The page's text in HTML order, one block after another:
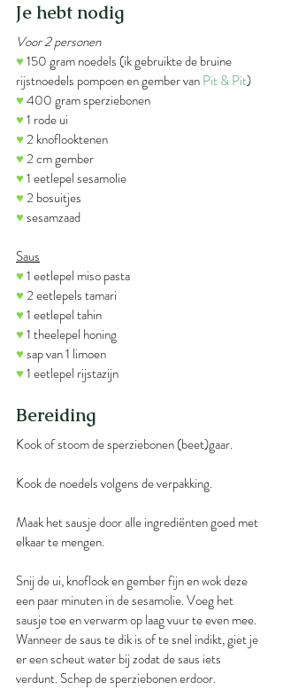
Je hebt nodig
Voor 2 personen
♥ 150 gram noedels (ik gebruikte de bruine
rijstnoedels pompoen en gember van Pit & Pit)
♥ 400 gram sperziebonen
♥ 1 rode ui
♥ 2 knoflooktenen
♥ 2 cm gember
♥ 1 eetlepel sesamolie
♥ 2 bosuitjes
♥ sesamzaad
Saus
♥ 1 eetlepel miso pasta
♥ 2 eetlepels tamari
♥ 1 eetlepel tahin
♥ 1 theelepel honing
♥ sap van 1 limoen
♥ 1 eetlepel rijstazijn
Bereiding
Kook of stoom de sperziebonen (beet)gaar.
Kook de noedels volgens de verpakking.
Maak het sausje door alle ingrediënten goed met
elkaar te mengen.
Snij de ui, knoflook en gember fijn en wok deze
een paar minuten in de sesamolie. Voeg het
sausje toe en verwarm op laag vuur te even mee.
Wanneer de saus te dik is of te snel indikt, giet je
er een scheut water bij zodat de saus iets
verdunt. Schep de sperziebonen erdoor.